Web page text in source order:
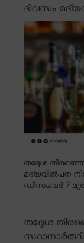
ദിവസം
തദ്ദേശ
മദ്യവിൽപന
ഡിസംബർ 7
തദ്ദേശ